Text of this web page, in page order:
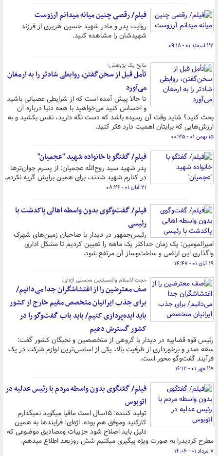
فیلم/ رقصی چنین میانه میدانم آرزوست
روایت پدر و مادر شهید حسین هریری از فرزند
شهیدشان را مشاهده کنید.
۲۲ اسفند ۰۱ - ۰۹:۱۸
نتایج یک پژوهش؛
تأمل قبل از سخن‌گفتن، روابطی شادتر را به ارمغان
می‌آورد
تا حالا پیش آمده است که از شرایطی عصبانی باشید
و احساس کنید می‌خواهید با همه دنیا درباره آن
بحث کنید؟ شاید وقت آن رسیده باشد که دست نگه دارید، نفس بکشید و به
ارزش‌هایی که برایتان اهمیت دارد فکر کنید.
۱۵ بهمن ۰۱ - ۰۰:۳۵
فیلم/ گفتگو با خانواده شهید "عجمیان"
پدر شهید سید روح‌الله عجمیان: از پسرم جوان‌ترها
در کنارم شهید شدند، برای همین برایش گریه نکردم.
۲۱ آبان ۰۱ - ۰۸:۲۶
فیلم/ گفت‌وگوی بدون واسطه اهالی پاکدشت با
رئیسی
رئیس‌جمهور در دیدار با صاحبان زمین‌های شهرک
امیرالمومین: یک زمان حداکثر یک ماهه را تعیین کردیم تا مشکل اداری
واگذاری این اراضی و ساخت‌وساز آن مرتفع شود.
۱۹ آبان ۰۱ - ۱۴:۴۷
حجت‌الاسلام والمسلمین محسنی اژه‌ای:
صف معترضین را از اغتشاشگران جدا می‌دانیم/
برای جذب ایرانیان متخصص مقیم خارج از کشور
باید ایده‌پردازی کنیم/ باید باب گفت‌‍وگو را در
کشور گسترش دهیم
رئیس قوه قضاییه در دیدار با گروهی از متخصصین و نخبگان کشور گفت:
سعه‌ صدر و برخورداری از ظرفیت بالا، یکی از اساسی‌ترین لوازم شرکت در یک
فرآیند گفت‌وگو محور است.
۲۸ مهر ۰۱ - ۱۶:۱۲
فیلم/ گفتگوی بدون واسطه مردم با رئیس عدلیه در
اتوبوس
تولید کننده: ۱۵سال است مافیا میگوید نمیگذارم
کارکنید وموفق هم بوده. اژه‌ای: فرایندها به همین
دلیل باید اصلاح شود جزییات ومصادیق موضوعی که
مطرح کردیدرا به صورت ویژه پیگیری میکنیم شش روزبعد اطلاع میدهم.
۷ مرداد ۰۱ - ۱۴:۰۶